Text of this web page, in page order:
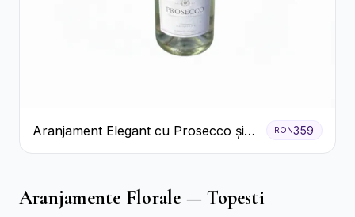
Aranjament Elegant cu Prosecco și
Flori Galbene.
RON359
Aranjamente Florale — Topesti